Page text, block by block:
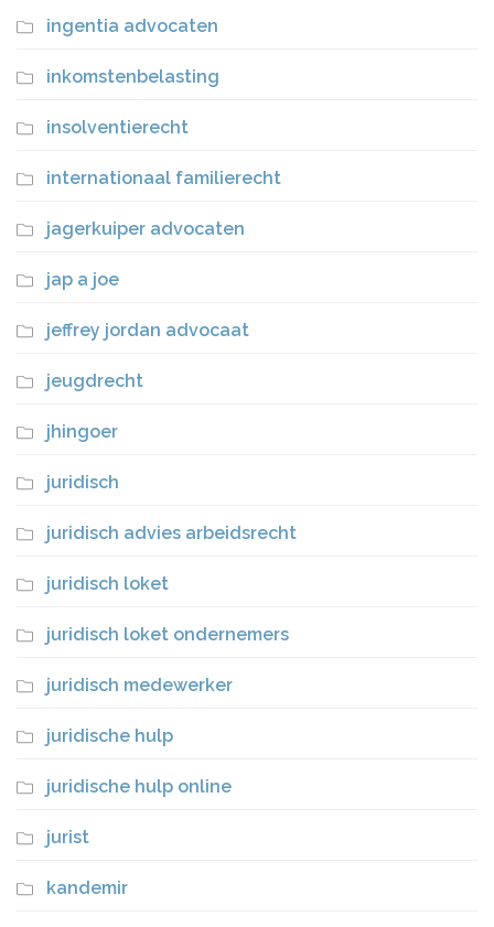
ingentia advocaten
inkomstenbelasting
insolventierecht
internationaal familierecht
jagerkuiper advocaten
jap a joe
jeffrey jordan advocaat
jeugdrecht
jhingoer
juridisch
juridisch advies arbeidsrecht
juridisch loket
juridisch loket ondernemers
juridisch medewerker
juridische hulp
juridische hulp online
jurist
kandemir